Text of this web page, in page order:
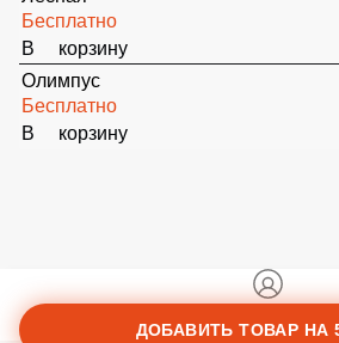
Маргарита
Бесплатно
В корзину
Лесная
В корзину
ДОБАВИТЬ ТОВАР НА